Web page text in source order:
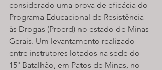
considerado uma prova de eficácia do
Programa Educacional de Resistência
às Drogas (Proerd) no estado de Minas
Gerais. Um levantamento realizado
entre instrutores lotados na sede do
15° Batalhão, em Patos de Minas, no